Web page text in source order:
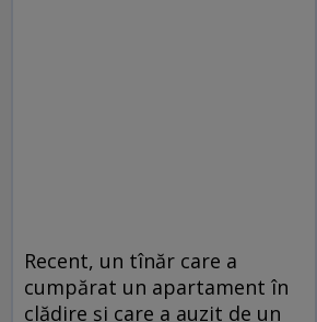
Recent, un tînăr care a
cumpărat un apartament în
clădire şi care a auzit de un